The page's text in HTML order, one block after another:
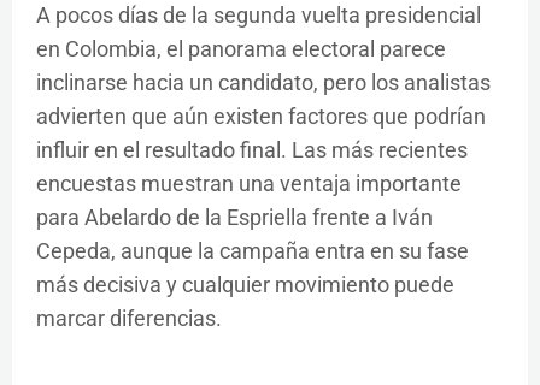
A pocos días de la segunda vuelta presidencial
en Colombia, el panorama electoral parece
inclinarse hacia un candidato, pero los analistas
advierten que aún existen factores que podrían
influir en el resultado final. Las más recientes
encuestas muestran una ventaja importante
para Abelardo de la Espriella frente a Iván
Cepeda, aunque la campaña entra en su fase
más decisiva y cualquier movimiento puede
marcar diferencias.